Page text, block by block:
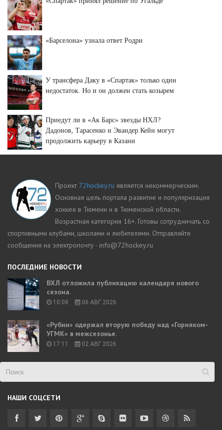
«Барселона» узнала ответ Родри
У трансфера Даку в «Спартак» только один
недостаток. Но и он должен стать козырем
Приедут ли в «Ак Барс» звезды НХЛ?
Дадонов, Тарасенко и Эвандер Кейн могут
продолжить карьеру в Казани
Проект 72hockey.ru является некоммерческим.
Основная цель портала развитие и популяризация
хоккея в Тюмени и в Тюменской области.
Возрастная категория 16+. Готовы сотрудничать со
спортивными клубами, школами и любителями. Отправляйте
сообщения на электропочту - info@72hockey.ru
ПОСЛЕДНИЕ НОВОСТИ
ВХЛ отложила публикацию календаря нового
сезона.
10:08 06 АВГ 2026
«Рубин» одержал вторую победу над «Горняком-
УГМК» в межсезонье.
17:11 02 АВГ 2026
НАШИ СОЦСЕТИ